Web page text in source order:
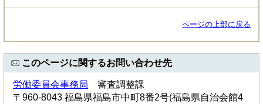
ページの上部に戻る
このページに関するお問い合わせ先
労働委員会事務局 審査調整課
〒960-8043 福島県福島市中町8番2号(福島県自治会館4